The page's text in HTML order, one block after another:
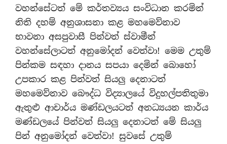
වහන්සේටත් මේ කර්තව්‍යය සංවිධාන කරමින්
නිති දහම් අනුශාසනා කළ මහමෙව්නාව
භාවනා අසපුවාසී පින්වත් ස්වාමීන්
වහන්සේලාටත් අනුමෝදන් වෙත්වා! මෙම උතුම්
පින්කම සඳහා දානය සපයා දෙමින් බොහෝ
උපකාර කළ පින්වත් සියලු දෙනාටත්
මහමෙව්නාව බෞද්ධ විද්‍යාලයේ විදුහල්පතිතුමා
ඇතුළු ආචාර්ය මණ්ඩලයටත් අනධ්‍යයන කාර්ය
මණ්ඩලයේ පින්වත් සියලු දෙනාටත් මේ සියලු
පින් අනුමෝදන් වෙත්වා! සුවසේ උතුම්